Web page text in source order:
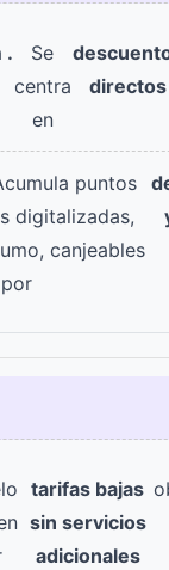
.
Se
centra
en
directos
puntos
digitalizadas,
canjeables
por
tarifas bajas
sin servicios
adicionales